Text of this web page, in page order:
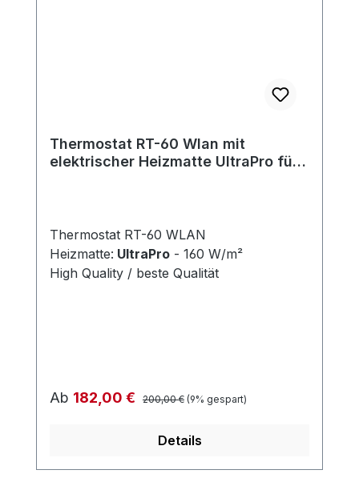
Thermostat RT-60 Wlan mit
elektrischer Heizmatte UltraPro für
Thermostat RT-60 WLAN
Heizmatte: UltraPro - 160 W/m²
High Quality / beste Qualität
Verkaufspreis:
Ab 182,00 € Regulärer Preis:
200,00 € (9% gespart)
Details